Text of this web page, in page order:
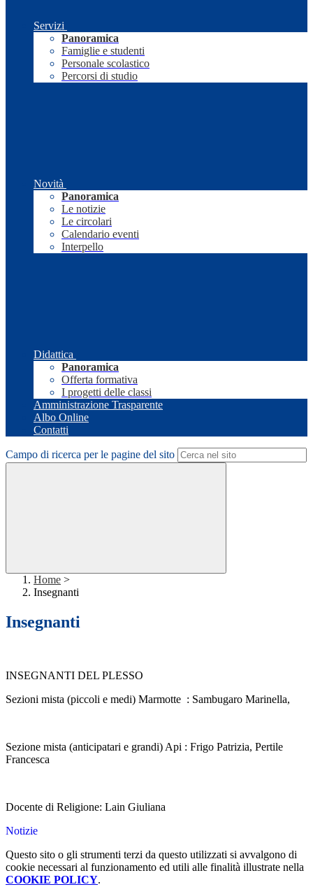
Servizi
Panoramica
Famiglie e studenti
Personale scolastico
Percorsi di studio
Novità
Panoramica
Le notizie
Le circolari
Calendario eventi
Interpello
Didattica
Panoramica
Offerta formativa
I progetti delle classi
Amministrazione Trasparente
Albo Online
Contatti
Campo di ricerca per le pagine del sito
Home >
Insegnanti
Insegnanti
INSEGNANTI DEL PLESSO
Sezioni mista (piccoli e medi) Marmotte : Sambugaro Marinella,
Sezione mista (anticipatari e grandi) Api : Frigo Patrizia, Pertile
Francesca
Docente di Religione: Lain Giuliana
Notizie
Questo sito o gli strumenti terzi da questo utilizzati si avvalgono di
cookie necessari al funzionamento ed utili alle finalità illustrate nella
COOKIE POLICY.